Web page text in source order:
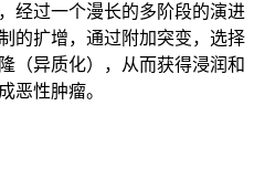
经过一个漫长的多阶段的演进
的扩增，通过附加突变，选择
（异质化），从而获得浸润和
恶性肿瘤。